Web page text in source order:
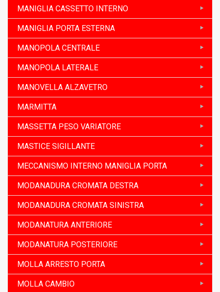
MANIGLIA CASSETTO INTERNO
MANIGLIA PORTA ESTERNA
MANOPOLA CENTRALE
MANOPOLA LATERALE
MANOVELLA ALZAVETRO
MARMITTA
MASSETTA PESO VARIATORE
MASTICE SIGILLANTE
MECCANISMO INTERNO MANIGLIA PORTA
MODANADURA CROMATA DESTRA
MODANADURA CROMATA SINISTRA
MODANATURA ANTERIORE
MODANATURA POSTERIORE
MOLLA ARRESTO PORTA
MOLLA CAMBIO